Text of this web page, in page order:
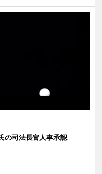
の司法長官人事承認